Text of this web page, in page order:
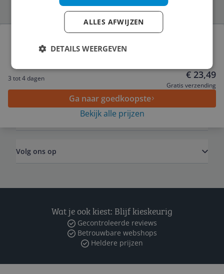
mobiel apparaat - Wit, Blauw
3 tot 4 dagen € 23,49
Gratis verzending
Ga naar goedkoopste
Bekijk alle prijzen
Service
Algemeen
Volg ons op
Wat je ook kiest: Blijf kieskeurig
Gecontroleerde reviews
Betrouwbare webshops
Heldere prijzen
ALLES AFWIJZEN
DETAILS WEERGEVEN